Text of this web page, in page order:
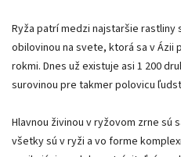
Ryža patrí medzi najstaršie
obilovinou na svete, ktorá sa v Ázii
rokmi. Dnes už existuje asi 1 200
surovinou pre takmer polovicu
Hlavnou živinou v ryžovom zrne sú
všetky sú v ryži a vo forme